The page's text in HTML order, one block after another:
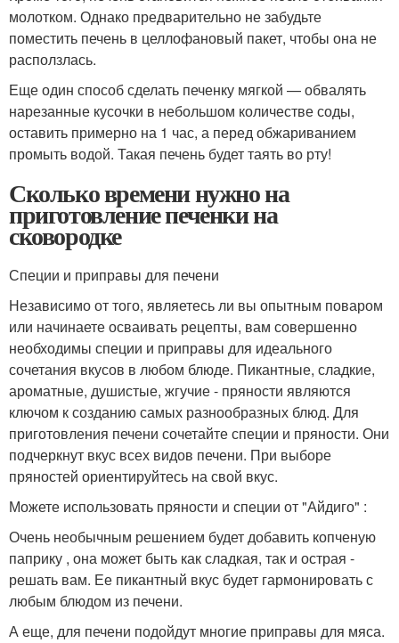
молотком. Однако предварительно не забудьте
поместить печень в целлофановый пакет, чтобы она не
расползлась.
Еще один способ сделать печенку мягкой — обвалять
нарезанные кусочки в небольшом количестве соды,
оставить примерно на 1 час, а перед обжариванием
промыть водой. Такая печень будет таять во рту!
Сколько времени нужно на
приготовление печенки на
сковородке
Специи и приправы для печени
Независимо от того, являетесь ли вы опытным поваром
или начинаете осваивать рецепты, вам совершенно
необходимы специи и приправы для идеального
сочетания вкусов в любом блюде. Пикантные, сладкие,
ароматные, душистые, жгучие - пряности являются
ключом к созданию самых разнообразных блюд. Для
приготовления печени сочетайте специи и пряности. Они
подчеркнут вкус всех видов печени. При выборе
пряностей ориентируйтесь на свой вкус.
Можете использовать пряности и специи от "Айдиго" :
Очень необычным решением будет добавить копченую
паприку , она может быть как сладкая, так и острая -
решать вам. Ее пикантный вкус будет гармонировать с
любым блюдом из печени.
А еще, для печени подойдут многие приправы для мяса.